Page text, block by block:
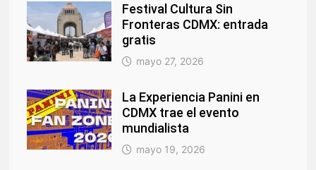
Festival Cultura Sin
Fronteras CDMX: entrada
gratis
mayo 27, 2026
La Experiencia Panini en
CDMX trae el evento
mundialista
mayo 19, 2026